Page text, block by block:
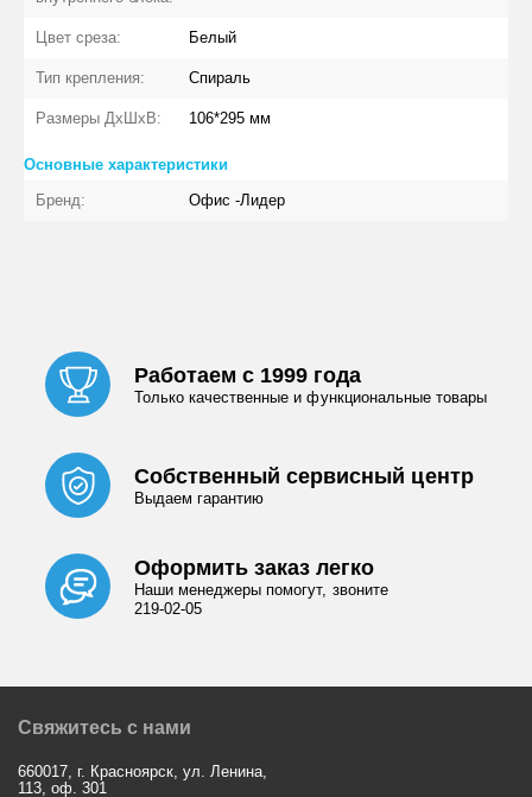
Цвет среза: Белый
Тип крепления: Спираль
Размеры ДхШхВ: 106*295 мм
Основные характеристики
Бренд:
Офис -Лидер
Работаем с 1999 года
Только качественные и функциональные товары
Собственный сервисный центр
Выдаем гарантию
Оформить заказ легко
Наши менеджеры помогут, звоните
219-02-05
Свяжитесь с нами
660017, г. Красноярск, ул. Ленина,
113, оф. 301